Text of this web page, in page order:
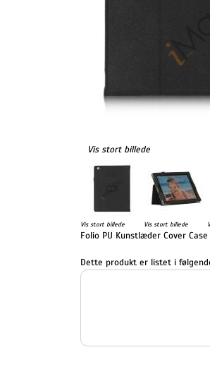
Vis stort billede
Vis stort billede Vis stort billede
Folio PU Kunstlæder Cover
Dette produkt er listet i